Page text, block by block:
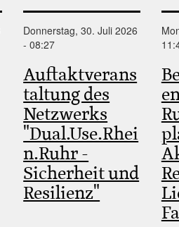
Donnerstag, 30. Juli 2026
- 08:27
Auftaktverans
taltung des
Netzwerks
"Dual.Use.Rhei
n.Ruhr -
Sicherheit und
Resilienz"